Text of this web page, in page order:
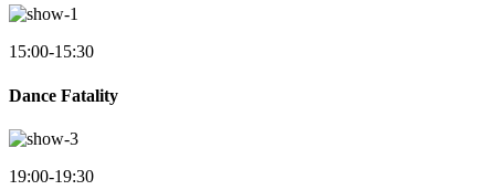
15:00-15:30
Dance Fatality
19:00-19:30